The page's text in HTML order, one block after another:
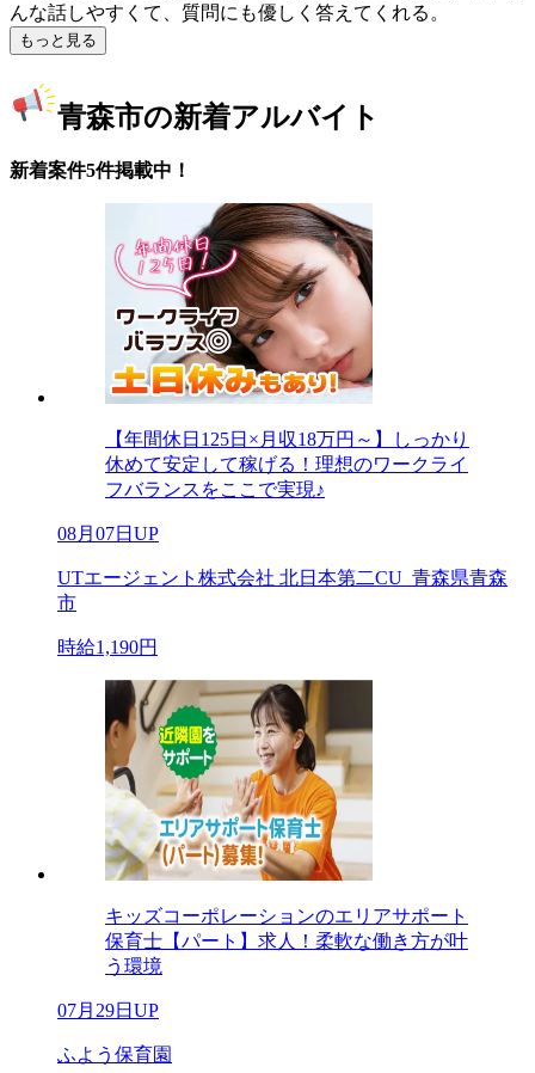
んな話しやすくて、質問にも優しく答えてくれる。
もっと見る
青森市の新着アルバイト
新着案件5件掲載中！
【年間休日125日×月収18万円～】しっかり
休めて安定して稼げる！理想のワークライ
フバランスをここで実現♪
08月07日UP
UTエージェント株式会社 北日本第二CU_青森県青森
市
時給1,190円
キッズコーポレーションのエリアサポート
保育士【パート】求人！柔軟な働き方が叶
う環境
07月29日UP
ふよう保育園